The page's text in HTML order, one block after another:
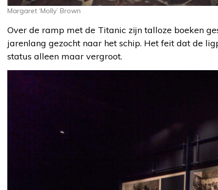
Margaret ‘Molly’ Brown
Over de ramp met de Titanic zijn talloze boeken
jarenlang gezocht naar het schip. Het feit dat de
status alleen maar vergroot.